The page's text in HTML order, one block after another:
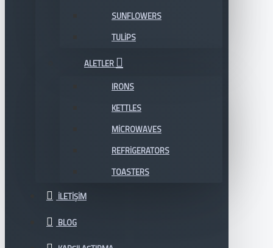
SUNFLOWERS
TULIPS
ALETLER
IRONS
KETTLES
MICROWAVES
REFRIGERATORS
TOASTERS
İLETIŞIM
BLOG